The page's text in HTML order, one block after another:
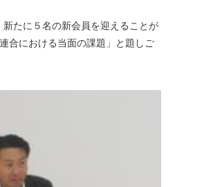
たに５名の新会員を迎えることが
合における当面の課題」と題しご